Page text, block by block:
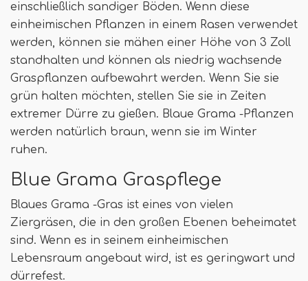
einschließlich sandiger Böden. Wenn diese
einheimischen Pflanzen in einem Rasen verwendet
werden, können sie mähen einer Höhe von 3 Zoll
standhalten und können als niedrig wachsende
Graspflanzen aufbewahrt werden. Wenn Sie sie
grün halten möchten, stellen Sie sie in Zeiten
extremer Dürre zu gießen. Blaue Grama -Pflanzen
werden natürlich braun, wenn sie im Winter
ruhen.
Blue Grama Graspflege
Blaues Grama -Gras ist eines von vielen
Ziergräsen, die in den großen Ebenen beheimatet
sind. Wenn es in seinem einheimischen
Lebensraum angebaut wird, ist es geringwart und
dürrefest.